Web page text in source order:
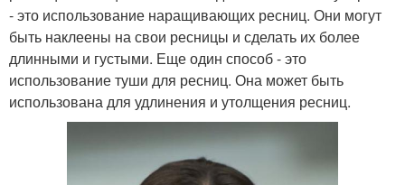
- это использование наращивающих ресниц. Они могут
быть наклеены на свои ресницы и сделать их более
длинными и густыми. Еще один способ - это
использование туши для ресниц. Она может быть
использована для удлинения и утолщения ресниц.